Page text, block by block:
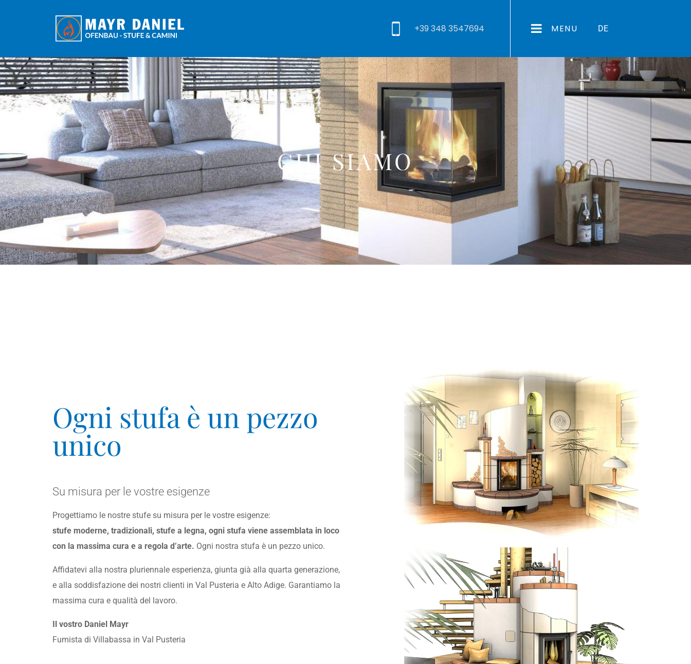
+39 348 3547694 MENU DE
CHI SIAMO
Ogni stufa è un pezzo
unico
Su misura per le vostre esigenze
Progettiamo le nostre stufe su misura per le vostre esigenze:
stufe moderne, tradizionali, stufe a legna, ogni stufa viene assemblata in loco
con la massima cura e a regola d’arte. Ogni nostra stufa è un pezzo unico.
Affidatevi alla nostra pluriennale esperienza, giunta già alla quarta generazione,
e alla soddisfazione dei nostri clienti in Val Pusteria e Alto Adige. Garantiamo la
massima cura e qualità del lavoro.
Il vostro Daniel Mayr
Fumista di Villabassa in Val Pusteria